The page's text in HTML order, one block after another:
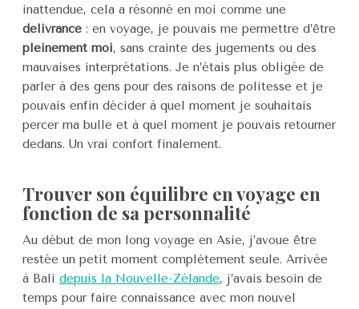
inattendue, cela a résonné en moi comme une
délivrance : en voyage, je pouvais me permettre d’être
pleinement moi, sans crainte des jugements ou des
mauvaises interprétations. Je n’étais plus obligée de
parler à des gens pour des raisons de politesse et je
pouvais enfin décider à quel moment je souhaitais
percer ma bulle et à quel moment je pouvais retourner
dedans. Un vrai confort finalement.
Trouver son équilibre en voyage en
fonction de sa personnalité
Au début de mon long voyage en Asie, j’avoue être
restée un petit moment complètement seule. Arrivée
à Bali depuis la Nouvelle-Zélande, j’avais besoin de
temps pour faire connaissance avec mon nouvel